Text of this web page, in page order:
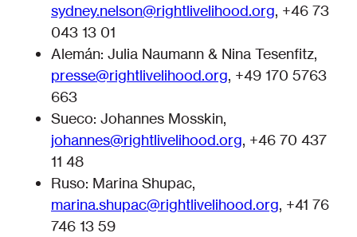
sydney.nelson@rightlivelihood.org, +46 73
043 13 01
Alemán: Julia Naumann & Nina Tesenfitz,
presse@rightlivelihood.org, +49 170 5763
663
Sueco: Johannes Mosskin,
johannes@rightlivelihood.org, +46 70 437
11 48
Ruso: Marina Shupac,
marina.shupac@rightlivelihood.org, +41 76
746 13 59